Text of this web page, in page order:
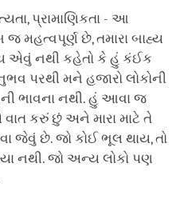
પ્રામાણિકતા - આ
જ મહત્વપૂર્ણ છે, તમારા બાહ્ય
એવું નથી કહેતો કે હું કંઈક
પરથી મને હજારો લોકોની
ભાવના નથી. હું આવા જ
વાત કરું છું અને મારા માટે તે
જેવું છે. જો કોઈ ભૂલ થાય, તો
નથી. જો અન્ય લોકો પણ